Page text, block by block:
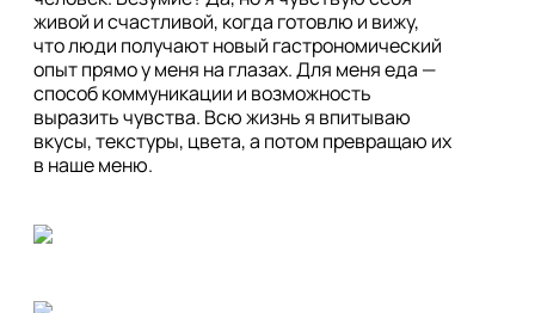
живой и счастливой, когда готовлю и вижу,
что люди получают новый гастрономический
опыт прямо у меня на глазах. Для меня еда —
способ коммуникации и возможность
выразить чувства. Всю жизнь я впитываю
вкусы, текстуры, цвета, а потом превращаю их
в наше меню.